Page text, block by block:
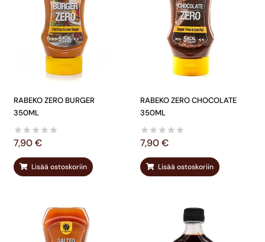
RABEKO ZERO BURGER
350ML
7,90€
Lisää ostoskoriin
RABEKO ZERO CHOCOLATE
350ML
7,90€
Lisää ostoskoriin